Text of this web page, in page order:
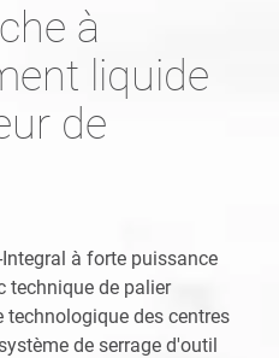
à
liquide
de
à forte puissance
technique de palier
des centres
de serrage d'outil